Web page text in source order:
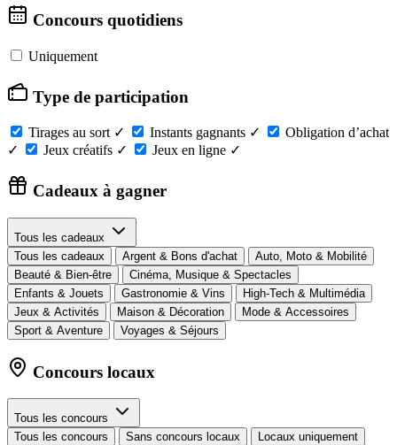
Concours quotidiens
Uniquement
Type de participation
Tirages au sort ✓ Instants gagnants ✓
Obligation d’achat
✓
Jeux créatifs ✓ Jeux en ligne ✓
Cadeaux à gagner
Tous les cadeaux
Tous les cadeaux
Argent & Bons d'achat
Auto, Moto & Mobilité
Beauté & Bien-être
Cinéma, Musique & Spectacles
Enfants & Jouets
Gastronomie & Vins
High-Tech & Multimédia
Jeux & Activités
Maison & Décoration
Mode & Accessoires
Sport & Aventure
Voyages & Séjours
Concours locaux
Tous les concours
Tous les concours
Sans concours locaux Locaux uniquement